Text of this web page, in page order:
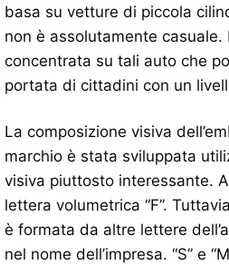
basa su vetture di piccola
non è assolutamente casuale.
concentrata su tali auto che
portata di cittadini con un
La composizione visiva
marchio è stata sviluppata
visiva piuttosto interessante.
lettera volumetrica “F”.
è formata da altre lettere
nel nome dell’impresa. “S” e